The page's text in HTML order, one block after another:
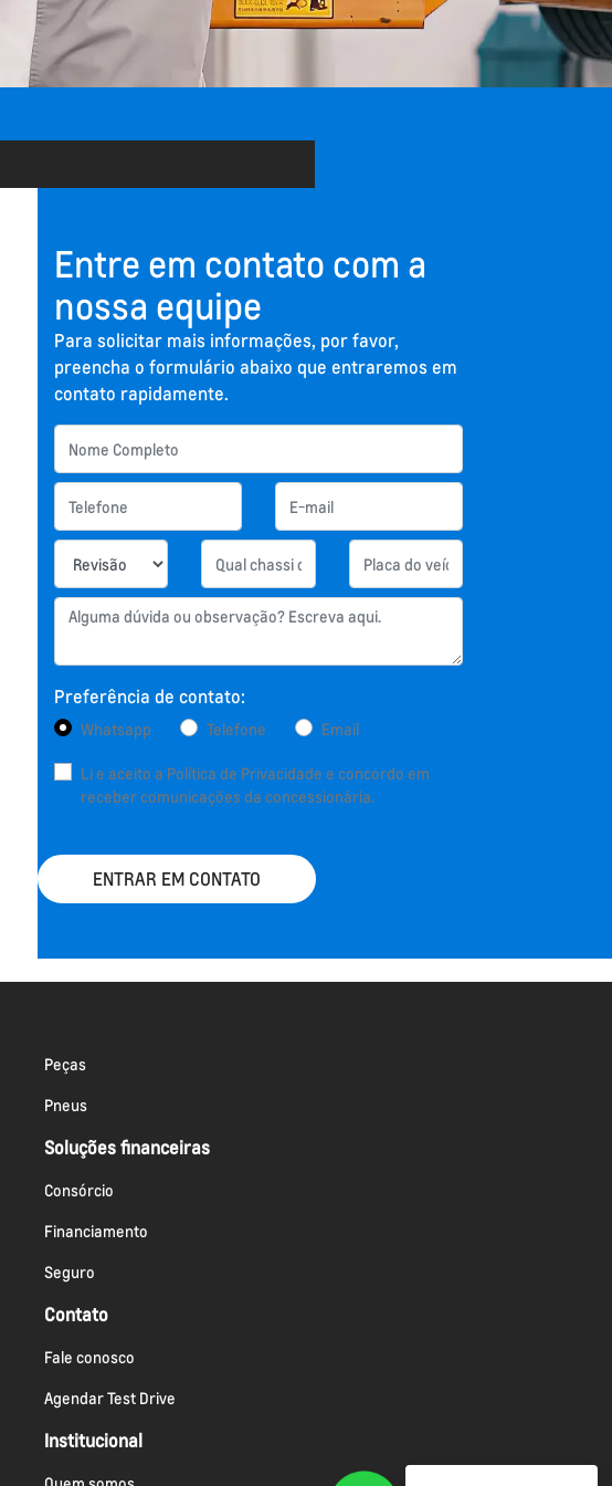
Entre em contato com a
nossa equipe
Para solicitar mais informações, por favor,
preencha o formulário abaixo que entraremos em
contato rapidamente.
Preferência de contato:
Whatsapp Telefone Email
Li e aceito a Política de Privacidade e concordo em
receber comunicações da concessionária.
ENTRAR EM CONTATO
Peças
Pneus
Soluções financeiras
Consórcio
Financiamento
Seguro
Contato
Fale conosco
Agendar Test Drive
Institucional